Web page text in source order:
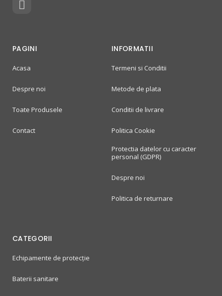
PAGINI
Acasa
Despre noi
Toate Produsele
Contact
INFORMATII
Termeni si Conditii
Metode de plata
Conditii de livrare
Politica Cookie
Protectia datelor cu caracter
personal (GDPR)
Despre noi
Politica de returnare
CATEGORII
Echipamente de protecție
Baterii sanitare